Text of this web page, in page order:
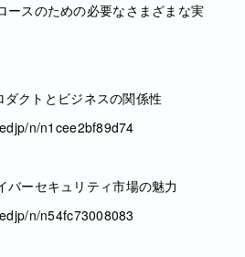
ースのための必要なさまざまな実
クトとビジネスの関係性
n/n1cee2bf89d74
ーセキュリティ市場の魅力
n/n54fc73008083